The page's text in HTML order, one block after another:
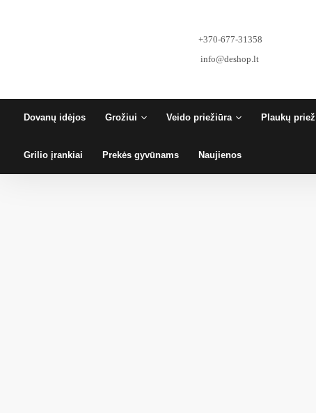
+370-677-31358
info@deshop.lt
Dovanų idėjos Grožiui Veido priežiūra Plaukų
Grilio įrankiai Prekės gyvūnams Naujienos